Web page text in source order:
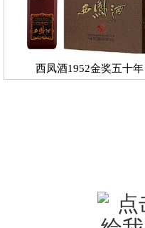
西凤酒1952金奖五十年